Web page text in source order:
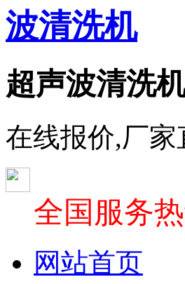
超声波清洗
在线报价,厂家
全国服务
网站首页